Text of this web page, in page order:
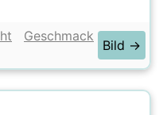
Geschmack
Bild →